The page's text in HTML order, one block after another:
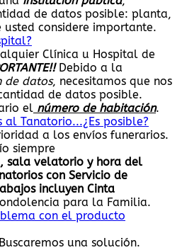
de datos posible: planta,
considere importante.
Clínica u Hospital de
Debido a la
de datos, necesitamos que nos
de datos posible.
el número de habitación.
al Tanatorio...¿Es posible?
a los envíos funerarios.
siempre
sala velatorio y hora del
con Servicio de
incluyen Cinta
para la Familia.
con el producto
una solución.